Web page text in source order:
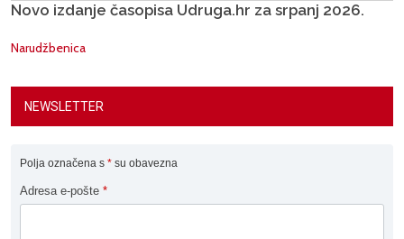
Novo izdanje časopisa Udruga.hr za srpanj 2026.
Narudžbenica
NEWSLETTER
Polja označena s * su obavezna
Adresa e-pošte *